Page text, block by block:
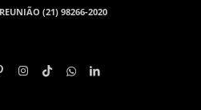
(21) 98266-2020